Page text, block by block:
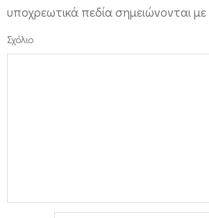
υποχρεωτικά πεδία σημειώνονται με
Σχόλιο